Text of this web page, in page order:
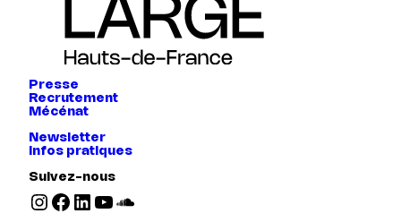
Presse
Recrutement
Mécénat
Newsletter
Infos pratiques
Suivez-nous
Instagram Facebook LinkedIn YouTube SoundCloud